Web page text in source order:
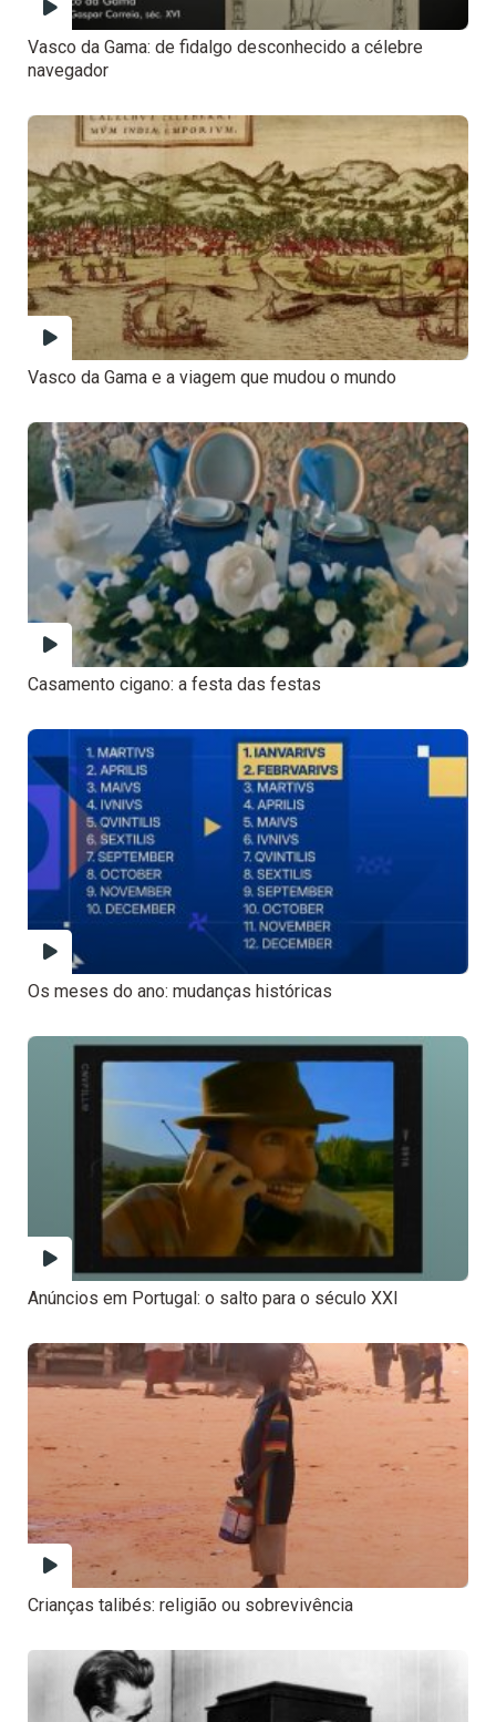
Vasco da Gama: de fidalgo desconhecido a célebre
navegador
Vasco da Gama e a viagem que mudou o mundo
Casamento cigano: a festa das festas
Os meses do ano: mudanças históricas
Anúncios em Portugal: o salto para o século XXI
Crianças talibés: religião ou sobrevivência